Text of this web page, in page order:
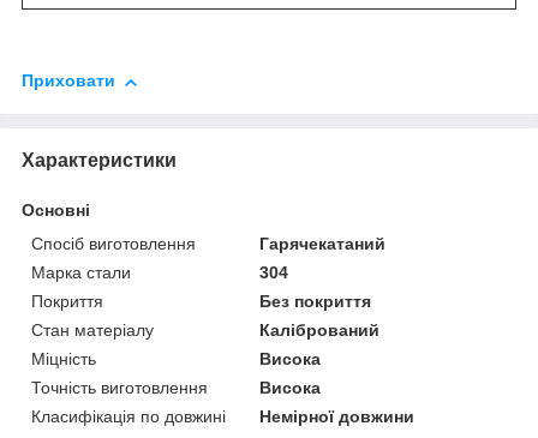
Приховати
Характеристики
Основні
Спосіб виготовлення
Гарячекатаний
Марка стали
304
Покриття
Без покриття
Стан матеріалу
Калібрований
Міцність
Висока
Точність виготовлення
Висока
Класифікація по довжині
Немірної довжини